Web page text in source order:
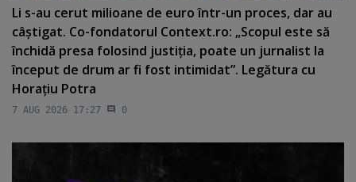
Li s-au cerut milioane de euro într-un proces, dar au
câştigat. Co-fondatorul Context.ro: „Scopul este să
închidă presa folosind justiţia, poate un jurnalist la
început de drum ar fi fost intimidat”. Legătura cu
Horaţiu Potra
7 AUG 2026 17:27 0